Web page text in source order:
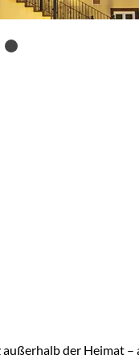
der Heimat